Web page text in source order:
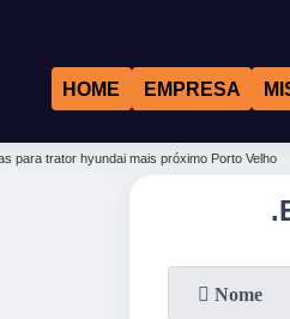
HOME EMPRESA
para trator hyundai mais próximo Porto Velho
.